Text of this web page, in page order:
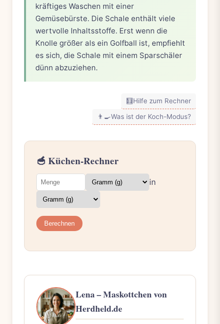
kräftiges Waschen mit einer
Gemüsebürste. Die Schale enthält viele
wertvolle Inhaltsstoffe. Erst wenn die
Knolle größer als ein Golfball ist, empfiehlt
es sich, die Schale mit einem Sparschäler
dünn abzuziehen.
🧮Hilfe zum Rechner
👨‍🍳Was ist der Koch-Modus?
🥣 Küchen-Rechner
in
Berechnen
Lena – Maskottchen von
Herdheld.de